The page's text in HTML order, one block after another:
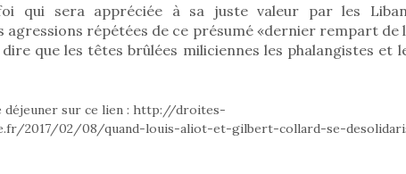
qui sera appréciée à sa juste valeur par les
agressions répétées de ce présumé «dernier rempart de
que les têtes brûlées miliciennes les phalangistes et
déjeuner sur ce lien : http://droites-
2017/02/08/quand-louis-aliot-et-gilbert-collard-se-